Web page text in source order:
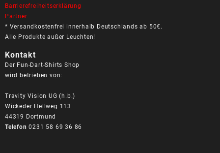
Barrierefreiheitserklärung
Partner
* Versandkostenfrei innerhalb Deutschlands ab 50€.
Alle Produkte außer Leuchten!
Kontakt
Der Fun-Dart-Shirts Shop
wird betrieben von:
Travity Vision UG (h.b.)
Wickeder Hellweg 113
44319 Dortmund
Telefon 0231 58 69 36 86